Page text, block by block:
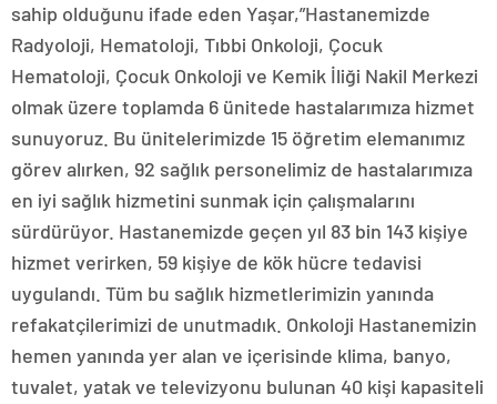
sahip olduğunu ifade eden Yaşar,”Hastanemizde
Radyoloji, Hematoloji, Tıbbi Onkoloji, Çocuk
Hematoloji, Çocuk Onkoloji ve Kemik İliği Nakil Merkezi
olmak üzere toplamda 6 ünitede hastalarımıza hizmet
sunuyoruz. Bu ünitelerimizde 15 öğretim elemanımız
görev alırken, 92 sağlık personelimiz de hastalarımıza
en iyi sağlık hizmetini sunmak için çalışmalarını
sürdürüyor. Hastanemizde geçen yıl 83 bin 143 kişiye
hizmet verirken, 59 kişiye de kök hücre tedavisi
uygulandı. Tüm bu sağlık hizmetlerimizin yanında
refakatçilerimizi de unutmadık. Onkoloji Hastanemizin
hemen yanında yer alan ve içerisinde klima, banyo,
tuvalet, yatak ve televizyonu bulunan 40 kişi kapasiteli